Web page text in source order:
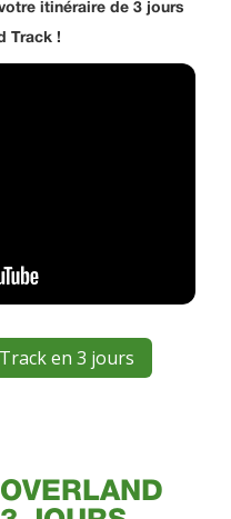
itinéraire de 3 jours
Track !
en 3 jours